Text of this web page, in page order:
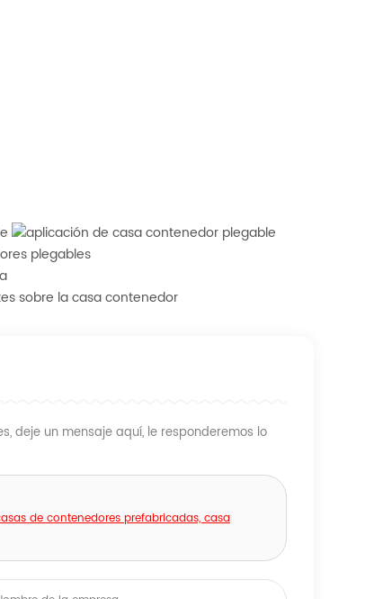
deje un mensaje aquí, le responderemos lo
de contenedores prefabricadas, casa